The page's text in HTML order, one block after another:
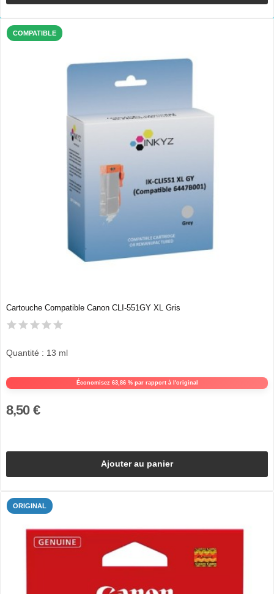
COMPATIBLE
Cartouche Compatible Canon CLI-551GY XL Gris
Économisez 63,86 % par rapport à l'original
Quantité : 13 ml
8,50 €
Ajouter au panier
ORIGINAL